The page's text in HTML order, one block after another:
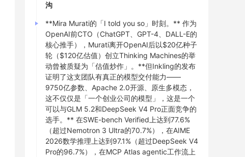
沟
**Mira Murati的「I told you so」时刻。** 作为
OpenAI前CTO（ChatGPT、GPT-4、DALL-E的
核心推手），Murati离开OpenAI后以$20亿种子
轮（$120亿估值）创立Thinking Machines的举
动曾被质疑为「估值炒作」。**但Inkling的发布
证明了这支团队有真正的模型交付能力——
9750亿参数、Apache 2.0开源、原生多模态，
这不仅仅是「一个创业公司的模型」，这是一个
可以与GLM 5.2和DeepSeek V4 Pro正面竞争的
选手。** 在SWE-bench Verified上达到77.6%
（超过Nemotron 3 Ultra的70.7%），在AIME
2026数学推理上达到97.1%（超过DeepSeek V4
Pro的96.7%），在MCP Atlas agentic工作流上